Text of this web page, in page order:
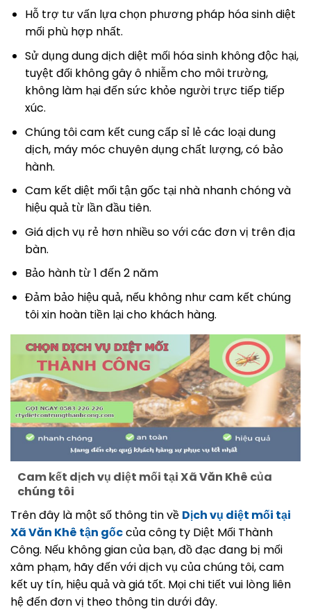
Hỗ trợ tư vấn lựa chọn phương pháp hóa sinh diệt
mối phù hợp nhất.
Sử dụng dung dịch diệt mối hóa sinh không độc hại,
tuyệt đối không gây ô nhiễm cho môi trường,
không làm hại đến sức khỏe người trực tiếp tiếp
xúc.
Chúng tôi cam kết cung cấp sỉ lẻ các loại dung
dịch, máy móc chuyên dụng chất lượng, có bảo
hành.
Cam kết diệt mối tận gốc tại nhà nhanh chóng và
hiệu quả từ lần đầu tiên.
Giá dịch vụ rẻ hơn nhiều so với các đơn vị trên địa
bàn.
Bảo hành từ 1 đến 2 năm
Đảm bảo hiệu quả, nếu không như cam kết chúng
tôi xin hoàn tiền lại cho khách hàng.
Cam kết dịch vụ diệt mối tại Xã Văn Khê của
chúng tôi
Trên đây là một số thông tin về Dịch vụ diệt mối tại
Xã Văn Khê tận gốccủa công ty Diệt Mối Thành
Công. Nếu không gian của bạn, đồ đạc đang bị mối
xâm phạm, hãy đến với dịch vụ của chúng tôi, cam
kết uy tín, hiệu quả và giá tốt. Mọi chi tiết vui lòng liên
hệ đến đơn vị theo thông tin dưới đây.